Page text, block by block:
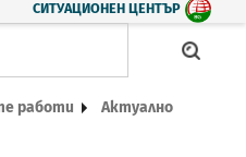
СИТУАЦИОНЕН ЦЕНТЪР
работи
Актуално